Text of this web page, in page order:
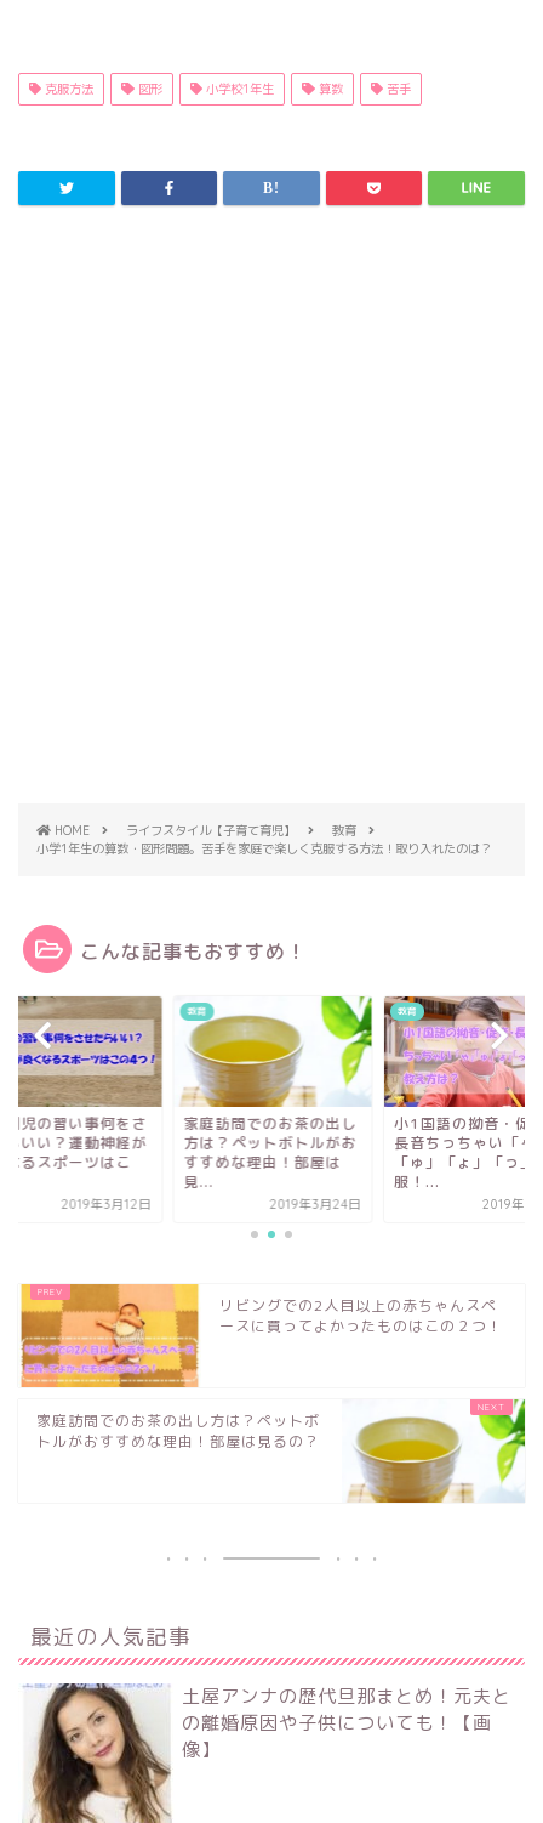
克服方法 図形 小学校1年生 算数 苦手
HOME ライフスタイル【子育て育児】
教育
小学1年生の算数・図形問題。苦手を家庭で楽しく克服する方法！取り入れたのは？
こんな記事もおすすめ！
園児の習い事何をさ
らいい？運動神経が
なるスポーツはこ
2019年3月12日
教育
家庭訪問でのお茶の出し
方は？ペットボトルがお
すすめな理由！部屋は
見...
2019年3月24日
教育
小1国語の拗音・促
長音ちっちゃい「ゃ
「ゅ」「ょ」「っ」
服！...
2019年3
リビングでの2人目以上の赤ちゃんスペ
ースに買ってよかったものはこの２つ！
家庭訪問でのお茶の出し方は？ペットボ
トルがおすすめな理由！部屋は見るの？
最近の人気記事
土屋アンナの歴代旦那まとめ！元夫と
の離婚原因や子供についても！【画
像】